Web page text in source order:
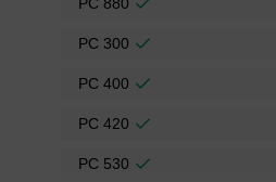
PC 300
PC 400
PC 420
PC 530